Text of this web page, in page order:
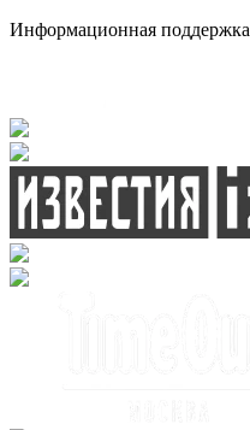
Информационная поддержка